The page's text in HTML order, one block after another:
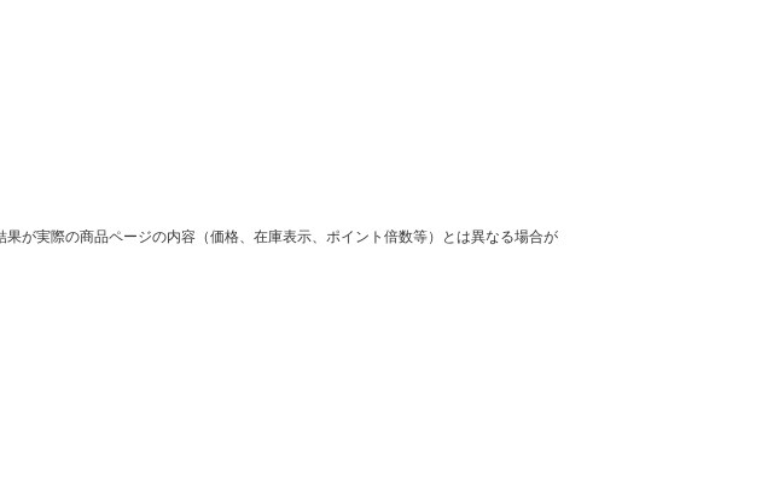
が実際の商品ページの内容（価格、在庫表示、ポイント倍数等）とは異なる場合が